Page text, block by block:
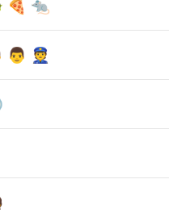
🍕 🐀
👨 👮